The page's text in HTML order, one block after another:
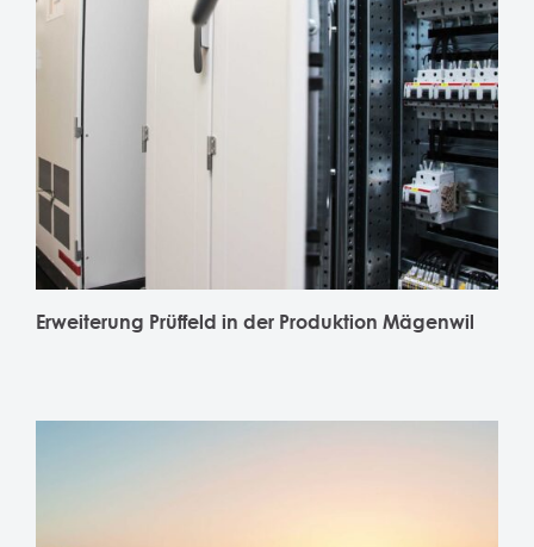
Erweiterung Prüffeld in der Produktion Mägenwil